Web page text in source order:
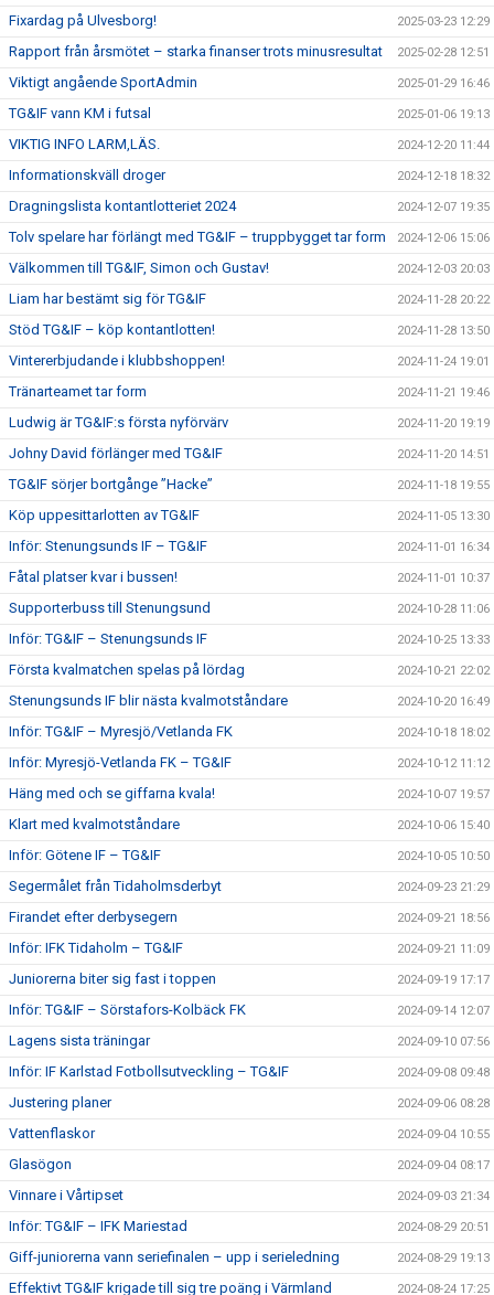
Fixardag på Ulvesborg! 2025-03-23 12:29
Rapport från årsmötet – starka finanser trots minusresultat 2025-02-28 12:51
Viktigt angående SportAdmin 2025-01-29 16:46
TG&IF vann KM i futsal 2025-01-06 19:13
VIKTIG INFO LARM,LÄS. 2024-12-20 11:44
Informationskväll droger 2024-12-18 18:32
Dragningslista kontantlotteriet 2024 2024-12-07 19:35
Tolv spelare har förlängt med TG&IF – truppbygget tar form 2024-12-06 15:06
Välkommen till TG&IF, Simon och Gustav! 2024-12-03 20:03
Liam har bestämt sig för TG&IF 2024-11-28 20:22
Stöd TG&IF – köp kontantlotten! 2024-11-28 13:50
Vintererbjudande i klubbshoppen! 2024-11-24 19:01
Tränarteamet tar form 2024-11-21 19:46
Ludwig är TG&IF:s första nyförvärv 2024-11-20 19:19
Johny David förlänger med TG&IF 2024-11-20 14:51
TG&IF sörjer bortgånge ”Hacke” 2024-11-18 19:55
Köp uppesittarlotten av TG&IF 2024-11-05 13:30
Inför: Stenungsunds IF – TG&IF 2024-11-01 16:34
Fåtal platser kvar i bussen! 2024-11-01 10:37
Supporterbuss till Stenungsund 2024-10-28 11:06
Inför: TG&IF – Stenungsunds IF 2024-10-25 13:33
Första kvalmatchen spelas på lördag 2024-10-21 22:02
Stenungsunds IF blir nästa kvalmotståndare 2024-10-20 16:49
Inför: TG&IF – Myresjö/Vetlanda FK 2024-10-18 18:02
Inför: Myresjö-Vetlanda FK – TG&IF 2024-10-12 11:12
Häng med och se giffarna kvala! 2024-10-07 19:57
Klart med kvalmotståndare 2024-10-06 15:40
Inför: Götene IF – TG&IF 2024-10-05 10:50
Segermålet från Tidaholmsderbyt 2024-09-23 21:29
Firandet efter derbysegern 2024-09-21 18:56
Inför: IFK Tidaholm – TG&IF 2024-09-21 11:09
Juniorerna biter sig fast i toppen 2024-09-19 17:17
Inför: TG&IF – Sörstafors-Kolbäck FK 2024-09-14 12:07
Lagens sista träningar 2024-09-10 07:56
Inför: IF Karlstad Fotbollsutveckling – TG&IF 2024-09-08 09:48
Justering planer 2024-09-06 08:28
Vattenflaskor 2024-09-04 10:55
Glasögon 2024-09-04 08:17
Vinnare i Vårtipset 2024-09-03 21:34
Inför: TG&IF – IFK Mariestad 2024-08-29 20:51
Giff-juniorerna vann seriefinalen – upp i serieledning 2024-08-29 19:13
Effektivt TG&IF krigade till sig tre poäng i Värmland 2024-08-24 17:25